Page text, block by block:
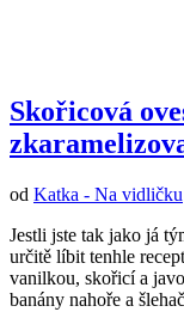
Skořicová
od Katka - Na vidličku
Jestli jste tak jako já
určitě líbit tenhle
vanilkou, skořicí a
banány nahoře a